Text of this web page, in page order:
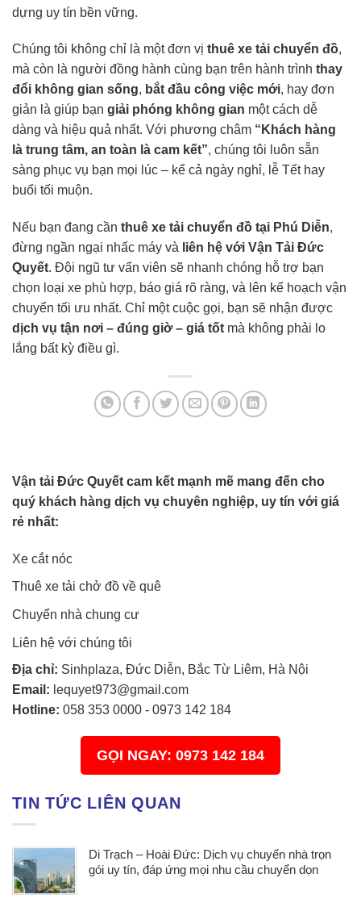
dựng uy tín bền vững.
Chúng tôi không chỉ là một đơn vị thuê xe tải chuyển đồ,
mà còn là người đồng hành cùng bạn trên hành trình thay
đổi không gian sống, bắt đầu công việc mới, hay đơn
giản là giúp bạn giải phóng không gian một cách dễ
dàng và hiệu quả nhất. Với phương châm “Khách hàng
là trung tâm, an toàn là cam kết”, chúng tôi luôn sẵn
sàng phục vụ bạn mọi lúc – kể cả ngày nghỉ, lễ Tết hay
buổi tối muộn.
Nếu bạn đang cần thuê xe tải chuyển đồ tại Phú Diễn,
đừng ngần ngại nhấc máy và liên hệ với Vận Tải Đức
Quyết. Đội ngũ tư vấn viên sẽ nhanh chóng hỗ trợ bạn
chọn loại xe phù hợp, báo giá rõ ràng, và lên kế hoạch vận
chuyển tối ưu nhất. Chỉ một cuộc gọi, bạn sẽ nhận được
dịch vụ tận nơi – đúng giờ – giá tốt mà không phải lo
lắng bất kỳ điều gì.
Vận tải Đức Quyết cam kết mạnh mẽ mang đến cho
quý khách hàng dịch vụ chuyên nghiệp, uy tín với giá
rẻ nhất:
Xe cắt nóc
Thuê xe tải chở đồ về quê
Chuyển nhà chung cư
Liên hệ với chúng tôi
Địa chỉ: Sinhplaza, Đức Diễn, Bắc Từ Liêm, Hà Nội
Email: lequyet973@gmail.com
Hotline: 058 353 0000 - 0973 142 184
GỌI NGAY: 0973 142 184
TIN TỨC LIÊN QUAN
Di Trạch – Hoài Đức: Dịch vụ chuyển nhà trọn
gói uy tín, đáp ứng mọi nhu cầu chuyển dọn